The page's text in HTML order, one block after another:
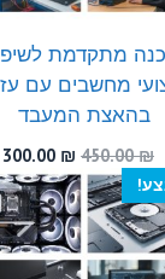
מתקדמת
מחשבים עם
בהאצת המעבד
450.00₪
המחיר
המקורי
היה:
450.00 ₪.
300.00 ₪